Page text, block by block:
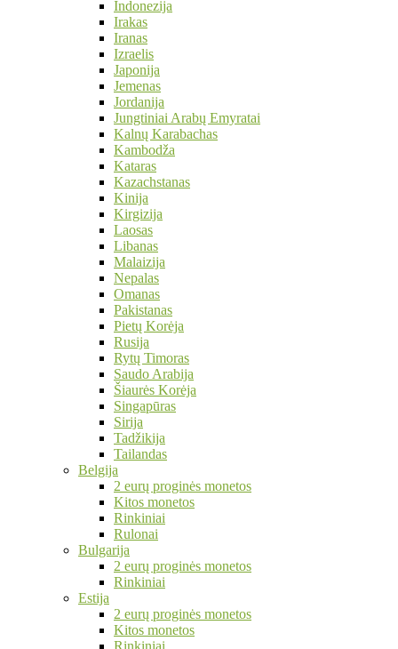
Indonezija
Irakas
Iranas
Izraelis
Japonija
Jemenas
Jordanija
Jungtiniai Arabų Emyratai
Kalnų Karabachas
Kambodža
Kataras
Kazachstanas
Kinija
Kirgizija
Laosas
Libanas
Malaizija
Nepalas
Omanas
Pakistanas
Pietų Korėja
Rusija
Rytų Timoras
Saudo Arabija
Šiaurės Korėja
Singapūras
Sirija
Tadžikija
Tailandas
Belgija
2 eurų proginės monetos
Kitos monetos
Rinkiniai
Rulonai
Bulgarija
2 eurų proginės monetos
Rinkiniai
Estija
2 eurų proginės monetos
Kitos monetos